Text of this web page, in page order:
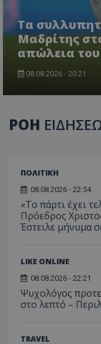
Τα
Μαδρίτης
απώλεια
08.08.2026 - 20:21
ΡΟΗ
ΠΟΛΙΤΙΚΗ
08.08.2026 - 22:54
«Το πάρτι έχει
Πρόεδρος
Έστειλε μήνυμα
LIKE ONLINE
08.08.2026 - 22:21
Ψυχολόγος
στο λεπτό –
TRAVEL